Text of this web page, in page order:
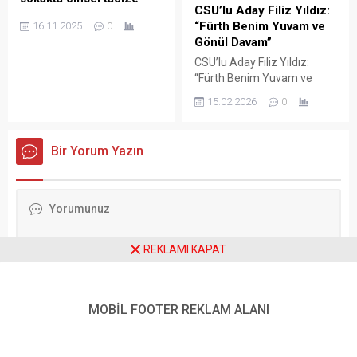
karşı daha iyi korunmalı”
Almanya’daki Ayrımcılıkla
Ataman, ceza hukukunun
cinsel tacizle mücadelede
sıkılaştırılmasının önemli
yalnızca iş yerinde
salonunda, sürücü kursunda
16.11.2025 0
CSU’lu Aday Filiz Yıldız:
“Fürth Benim Yuvam ve
Gönül Davam”
CSU’lu Aday Filiz Yıldız:
“Fürth Benim Yuvam ve
Gönül Davam” Almanya’nın
Bavyera Eyaleti’nde 8
Yıldız, kente olan bağlılığını
15.02.2026 0
Bir Yorum Yazın
REKLAMI KAPAT
MOBİL FOOTER REKLAM ALANI